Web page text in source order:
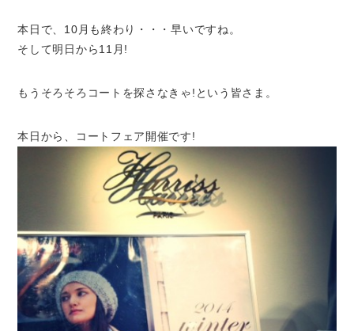
本日で、10月も終わり・・・早いですね。
そして明日から11月!
もうそろそろコートを探さなきゃ!という皆さま。
本日から、コートフェア開催です!